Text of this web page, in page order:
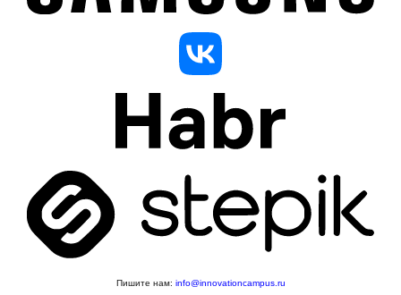
Пишите нам: info@innovationcampus.ru